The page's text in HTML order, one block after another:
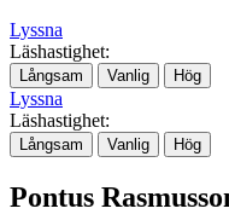
Lyssna
Läshastighet:
Långsam Vanlig Hög
Lyssna
Läshastighet:
Långsam Vanlig Hög
Pontus